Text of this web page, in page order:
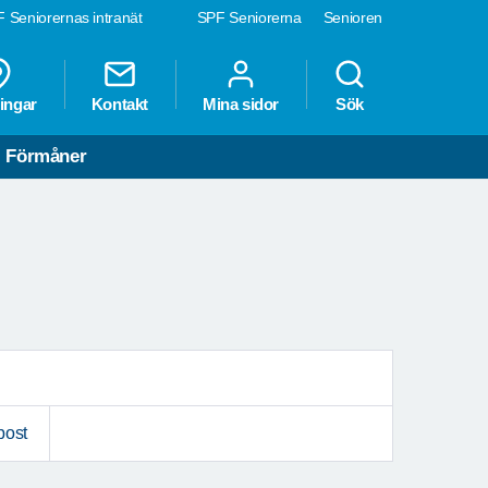
SPF Seniorerna Senioren
Seniorernas intranät
Kontakt Mina sidor Sök
Förmåner